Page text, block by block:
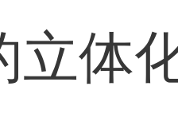
立体